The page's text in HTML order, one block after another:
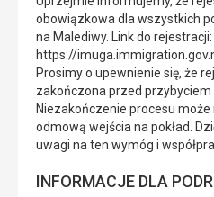
obowiązkowa dla wszystkich
na Malediwy. Link do rejestracji:
https://
Prosimy o upewnienie się, że
zakończona przed przybyciem
Niezakończenie procesu
odmową wejścia na pokład.
uwagi na ten wymóg i
INFORMACJE DLA